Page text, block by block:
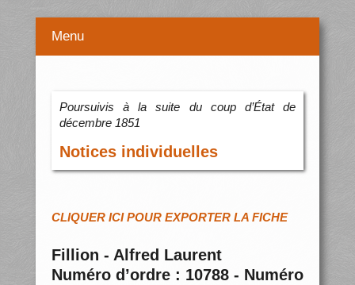
Menu
Poursuivis à la suite du coup d’État de
décembre 1851
Notices individuelles
CLIQUER ICI POUR EXPORTER LA FICHE
Fillion - Alfred Laurent
Numéro d’ordre : 10788 - Numéro